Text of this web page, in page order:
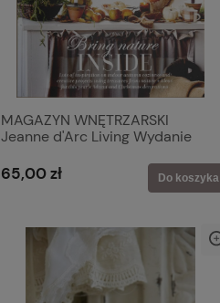
MAGAZYN WNĘTRZARSKI
Jeanne d'Arc Living Wydanie
65,00 zł Do koszyka